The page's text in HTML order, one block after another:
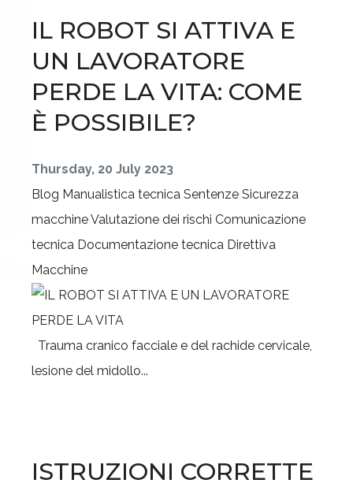
IL ROBOT SI ATTIVA E
UN LAVORATORE
PERDE LA VITA: COME
È POSSIBILE?
Thursday, 20 July 2023
Blog Manualistica tecnica Sentenze Sicurezza
macchineValutazione dei rischi Comunicazione
tecnica Documentazione tecnica Direttiva
Macchine
Trauma cranico facciale e del rachide cervicale,
lesione del midollo...
ISTRUZIONI CORRETTE